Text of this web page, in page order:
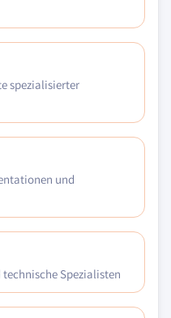
spezialisierter
und
Spezialisten